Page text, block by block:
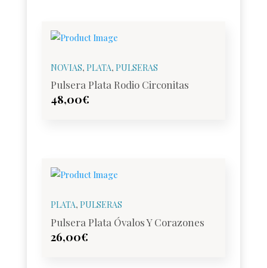
NOVIAS, PLATA, PULSERAS
Pulsera Plata Rodio Circonitas
48,00€
PLATA, PULSERAS
Pulsera Plata Óvalos Y Corazones
26,00€